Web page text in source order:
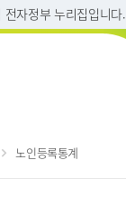
자정부 누리집입니다.
노인등록통계